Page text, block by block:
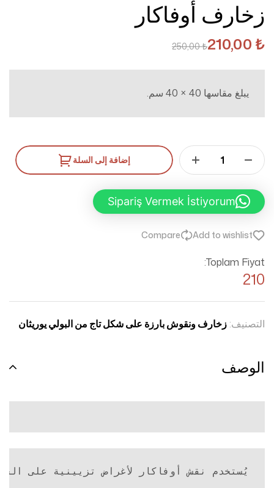
زخارف أوفاكار
250,00₺210,00 ₺
يبلغ مقاسها 40 × 40 سم.
إضافة إلى السلة
Sipariş Vermek İstiyorum
Add to wishlist
Compare
Toplam Fiyat:
210
التصنيف: زخارف ونقوش بارزة على شكل تاج من البولي يوريثان
الوصف
يُستخدم نقش أوفاكار لأغراض تزيينية على